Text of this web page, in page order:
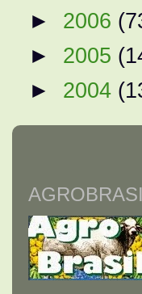
► 2006
► 2005
► 2004